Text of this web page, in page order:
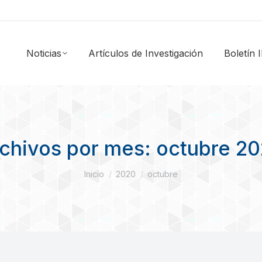
Noticias Artículos de Investigación Boletín
por mes: octubre
Estás aquí:
Inicio 2020 octubre